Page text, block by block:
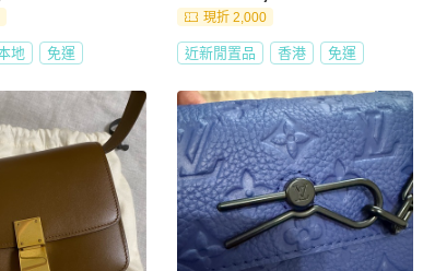
地 免運
現折 2,000
近新閒置品 香港 免運